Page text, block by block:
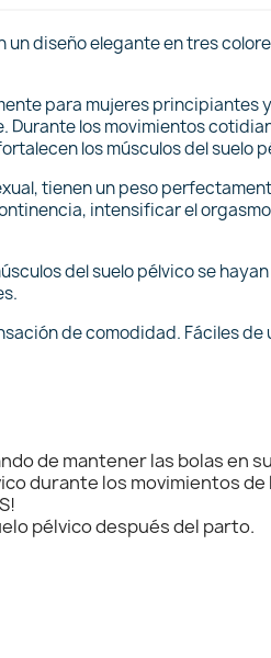
diseño elegante en tres
para mujeres principiantes
Durante los movimientos
los músculos del suelo
tienen un peso
intensificar el
del suelo pélvico se
de comodidad. Fáciles de
de mantener las bolas en
durante los movimientos de
pélvico después del parto.